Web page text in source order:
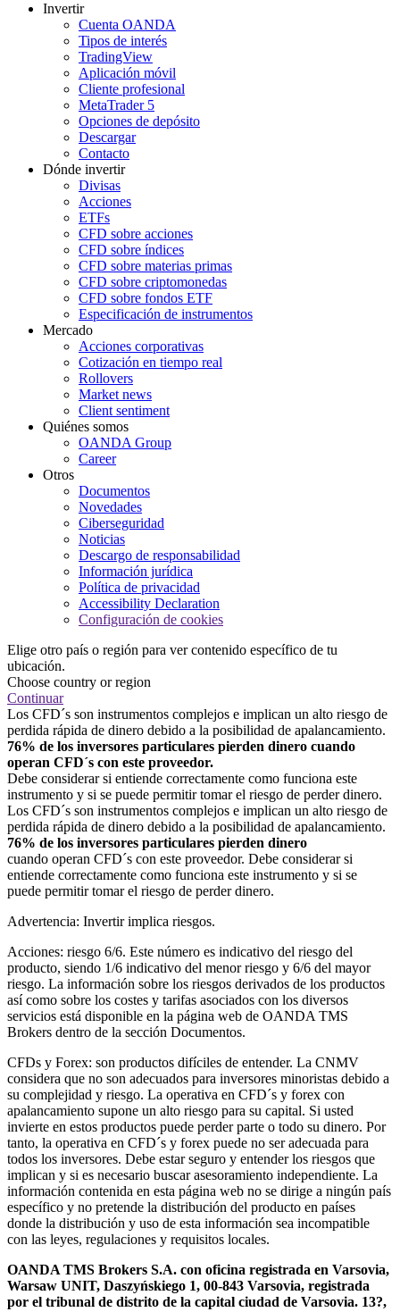
Invertir
Cuenta OANDA
Tipos de interés
TradingView
Aplicación móvil
Cliente profesional
MetaTrader 5
Opciones de depósito
Descargar
Contacto
Dónde invertir
Divisas
Acciones
ETFs
CFD sobre acciones
CFD sobre índices
CFD sobre materias primas
CFD sobre criptomonedas
CFD sobre fondos ETF
Especificación de instrumentos
Mercado
Acciones corporativas
Cotización en tiempo real
Rollovers
Market news
Client sentiment
Quiénes somos
OANDA Group
Career
Otros
Documentos
Novedades
Ciberseguridad
Noticias
Descargo de responsabilidad
Información jurídica
Política de privacidad
Accessibility Declaration
Configuración de cookies
Elige otro país o región para ver contenido específico de tu
ubicación.
Choose country or region
Continuar
Los CFD´s son instrumentos complejos e implican un alto riesgo de
perdida rápida de dinero debido a la posibilidad de apalancamiento.
76% de los inversores particulares pierden dinero cuando
operan CFD´s con este proveedor.
Debe considerar si entiende correctamente como funciona este
instrumento y si se puede permitir tomar el riesgo de perder dinero.
Los CFD´s son instrumentos complejos e implican un alto riesgo de
perdida rápida de dinero debido a la posibilidad de apalancamiento.
76% de los inversores particulares pierden dinero
cuando operan CFD´s con este proveedor. Debe considerar si
entiende correctamente como funciona este instrumento y si se
puede permitir tomar el riesgo de perder dinero.
Advertencia: Invertir implica riesgos.
Acciones: riesgo 6/6. Este número es indicativo del riesgo del
producto, siendo 1/6 indicativo del menor riesgo y 6/6 del mayor
riesgo. La información sobre los riesgos derivados de los productos
así como sobre los costes y tarifas asociados con los diversos
servicios está disponible en la página web de OANDA TMS
Brokers dentro de la sección Documentos.
CFDs y Forex: son productos difíciles de entender. La CNMV
considera que no son adecuados para inversores minoristas debido a
su complejidad y riesgo. La operativa en CFD´s y forex con
apalancamiento supone un alto riesgo para su capital. Si usted
invierte en estos productos puede perder parte o todo su dinero. Por
tanto, la operativa en CFD´s y forex puede no ser adecuada para
todos los inversores. Debe estar seguro y entender los riesgos que
implican y si es necesario buscar asesoramiento independiente. La
información contenida en esta página web no se dirige a ningún país
específico y no pretende la distribución del producto en países
donde la distribución y uso de esta información sea incompatible
con las leyes, regulaciones y requisitos locales.
OANDA TMS Brokers S.A. con oficina registrada en Varsovia,
Warsaw UNIT, Daszyńskiego 1, 00-843 Varsovia, registrada
por el tribunal de distrito de la capital ciudad de Varsovia. 13?,